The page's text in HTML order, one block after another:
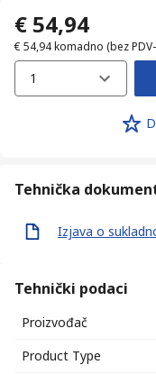
€ 54,94
€ 54,94komadno (bez
1
Tehnička
Izjava o
Tehnički podaci
Proizvođač
Product Type